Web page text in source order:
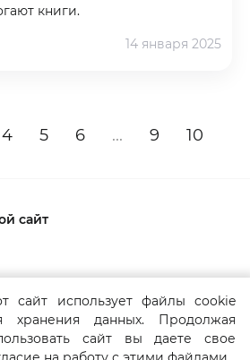
книги.
14 января 2025
4 5 6 ... 9 10
сайт
устройств
сайт использует файлы cookie
хранения данных. Продолжая
сайт вы даете свое